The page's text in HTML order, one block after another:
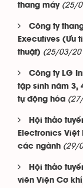
thang máy (25/
Công ty
Executives (Ưu
thuật) (25/03/
Công ty LG
tập sinh năm 3,
tự động hóa
Hội thảo
Electronics
các ngành (29/
Hội thảo
viên Viện Cơ